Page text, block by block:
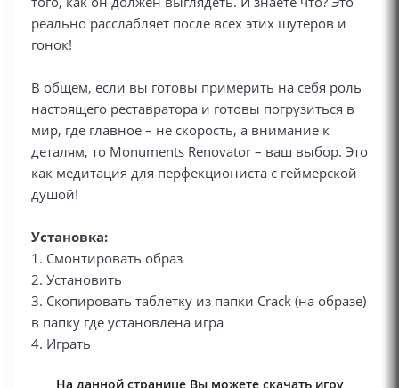
реально расслабляет после всех этих шутеров и
гонок!
В общем, если вы готовы примерить на себя роль
настоящего реставратора и готовы погрузиться в
мир, где главное – не скорость, а внимание к
деталям, то Monuments Renovator – ваш выбор. Это
как медитация для перфекциониста с геймерской
душой!
Установка:
1. Смонтировать образ
2. Установить
3. Скопировать таблетку из папки Crack (на образе)
в папку где установлена игра
4. Играть
На данной странице Вы можете скачать игру